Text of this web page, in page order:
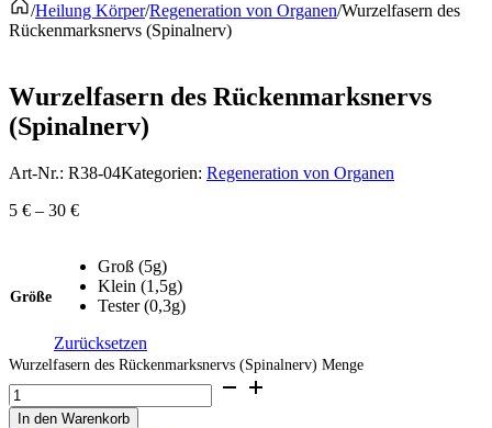
/Heilung Körper/Regeneration von Organen/Wurzelfasern des
Rückenmarksnervs (Spinalnerv)
Wurzelfasern des Rückenmarksnervs
(Spinalnerv)
Art-Nr.: R38-04Kategorien: Regeneration von Organen
5 € – 30 €
Größe
Groß (5g)
Klein (1,5g)
Tester (0,3g)
Zurücksetzen
Wurzelfasern des Rückenmarksnervs (Spinalnerv) Menge
In den Warenkorb